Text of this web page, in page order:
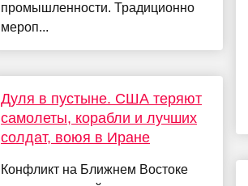
промышленности. Традиционно
мероп...
Дуля в пустыне. США теряют
самолеты, корабли и лучших
солдат, воюя в Иране
Конфликт на Ближнем Востоке